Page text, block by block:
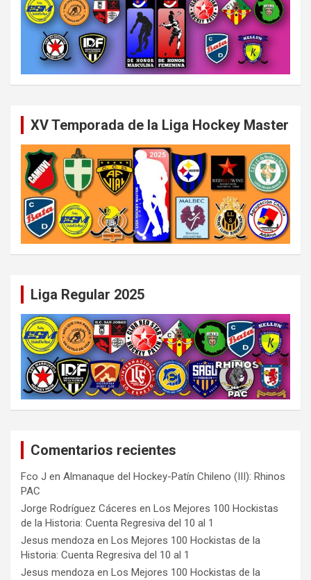
XV Temporada de la Liga Hockey Master
Liga Regular 2025
Comentarios recientes
Fco J en Almanaque del Hockey-Patín Chileno (III): Rhinos
PAC
Jorge Rodríguez Cáceres en Los Mejores 100 Hockistas
de la Historia: Cuenta Regresiva del 10 al 1
Jesus mendoza en Los Mejores 100 Hockistas de la
Historia: Cuenta Regresiva del 10 al 1
Jesus mendoza en Los Mejores 100 Hockistas de la